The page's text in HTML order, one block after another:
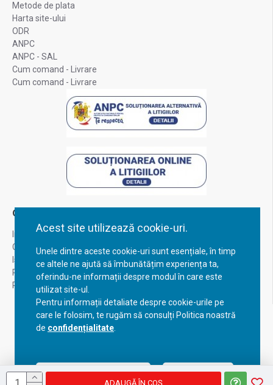
Acest site utilizează cookie-uri.
Unele dintre aceste cookie-uri sunt esențiale, în timp
ce altele ne ajută să îmbunătățim experiența ta,
oferindu-ne informații despre modul în care este
utilizat site-ul.
Pentru informații detaliate despre cookie-urile pe
care le folosim, te rugăm să consulți Politica noastră
de confidențialitate
Acceptă setările curente Configurează
ADAUGĂ ÎN COŞ
Metode de plata
Harta site-ului
ODR
ANPC
ANPC - SAL
Cum comand - Livrare
Cum comand - Livrare
Contul Meu
Inregistrare
Contul meu
Istoric comenzi
Recuperare parola
Returnare produs